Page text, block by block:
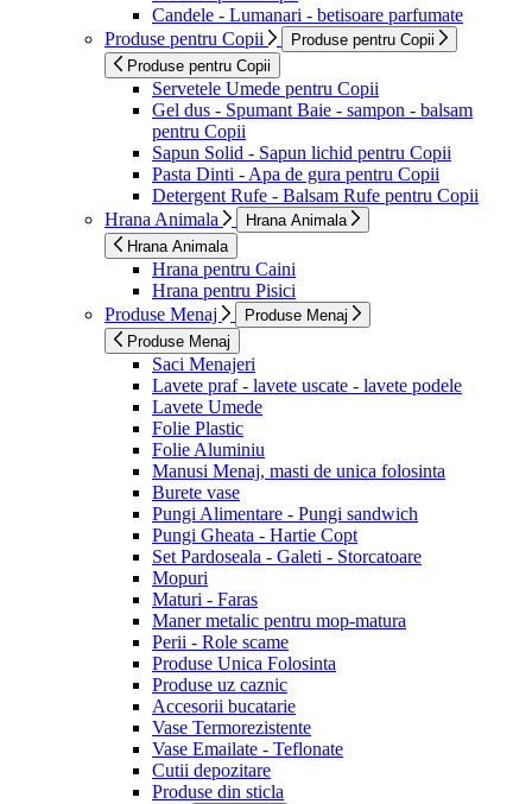
Candele - Lumanari - betisoare parfumate
Produse pentru Copii
Produse pentru Copii
Produse pentru Copii
Servetele Umede pentru Copii
Gel dus - Spumant Baie - sampon - balsam
pentru Copii
Sapun Solid - Sapun lichid pentru Copii
Pasta Dinti - Apa de gura pentru Copii
Detergent Rufe - Balsam Rufe pentru Copii
Hrana Animala
Hrana Animala
Hrana Animala
Hrana pentru Caini
Hrana pentru Pisici
Produse Menaj
Produse Menaj
Produse Menaj
Saci Menajeri
Lavete praf - lavete uscate - lavete podele
Lavete Umede
Folie Plastic
Folie Aluminiu
Manusi Menaj, masti de unica folosinta
Burete vase
Pungi Alimentare - Pungi sandwich
Pungi Gheata - Hartie Copt
Set Pardoseala - Galeti - Storcatoare
Mopuri
Maturi - Faras
Maner metalic pentru mop-matura
Perii - Role scame
Produse Unica Folosinta
Produse uz caznic
Accesorii bucatarie
Vase Termorezistente
Vase Emailate - Teflonate
Cutii depozitare
Produse din sticla